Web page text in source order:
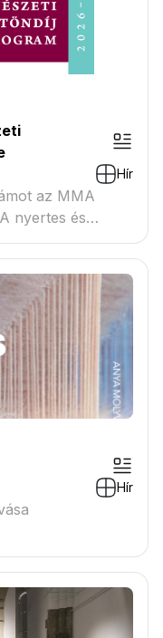
Hír
az MMA
nyertes és
a
Hír